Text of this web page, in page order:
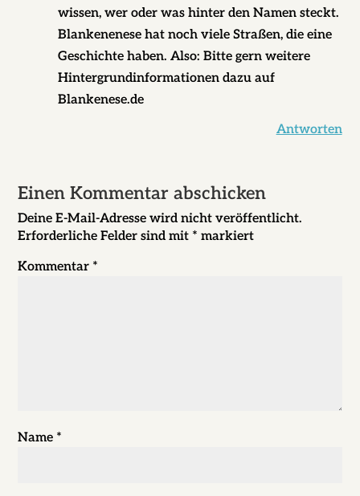
wissen, wer oder was hinter den Namen steckt.
Blankenenese hat noch viele Straßen, die eine
Geschichte haben. Also: Bitte gern weitere
Hintergrundinformationen dazu auf
Blankenese.de
Antworten
Einen Kommentar abschicken
Deine E-Mail-Adresse wird nicht veröffentlicht.
Erforderliche Felder sind mit * markiert
Kommentar *
Name *